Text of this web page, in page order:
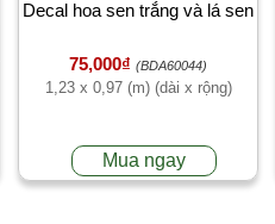
Decal hoa sen trắng và lá sen
75,000₫ (BDA60044)
1,23 x 0,97 (m) (dài x rộng)
Mua ngay